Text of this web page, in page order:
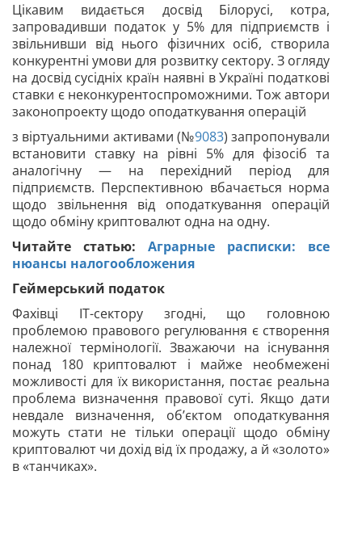
Цікавим видається досвід Білорусі, котра,
запровадивши податок у 5% для підприємств і
звільнивши від нього фізичних осіб, створила
конкурентні умови для розвитку сектору. З огляду
на досвід сусідніх країн наявні в Україні податкові
ставки є неконкурентоспроможними. Тож автори
законопроекту щодо оподаткування операцій
з віртуальними активами (№9083) запропонували
встановити ставку на рівні 5% для фізосіб та
аналогічну — на перехідний період для
підприємств. Перспективною вбачається норма
щодо звільнення від оподаткування операцій
щодо обміну криптовалют одна на одну.
Читайте статью: Аграрные расписки: все
нюансы налогообложения
Геймерський податок
Фахівці ІТ-сектору згодні, що головною
проблемою правового регулювання є створення
належної термінології. Зважаючи на існування
понад 180 криптовалют і майже необмежені
можливості для їх використання, постає реальна
проблема визначення правової суті. Якщо дати
невдале визначення, об’єктом оподаткування
можуть стати не тільки операції щодо обміну
криптовалют чи дохід від їх продажу, а й «золото»
в «танчиках».